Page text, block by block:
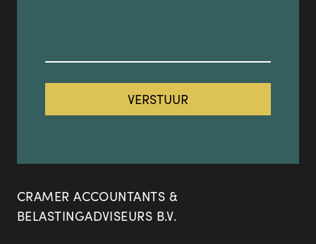
CRAMER ACCOUNTANTS &
BELASTINGADVISEURS B.V.